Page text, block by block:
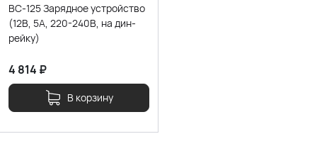
BC-125 Зарядное устройство
(12В, 5А, 220-240В, на дин-
рейку)
4 814 ₽
В корзину